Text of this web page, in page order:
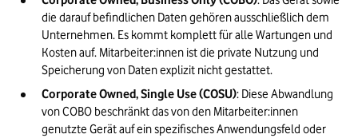
die darauf befindlichen Daten gehören ausschließlich dem
Unternehmen. Es kommt komplett für alle Wartungen und
Kosten auf. Mitarbeiter:innen ist die private Nutzung und
Speicherung von Daten explizit nicht gestattet.
Corporate Owned, Single Use (COSU): Diese Abwandlung
von COBO beschränkt das von den Mitarbeiter:innen
genutzte Gerät auf ein spezifisches Anwendungsfeld oder